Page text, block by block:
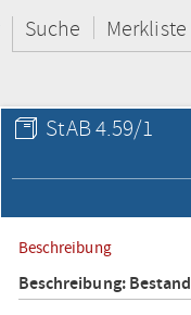
Suche Merkliste
StAB 4.59/1
Beschreibung
Beschreibung: Bestand